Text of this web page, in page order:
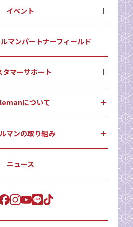
イベント
マンパートナーフィールド
タマーサポート
について
マンの取り組み
ニュース